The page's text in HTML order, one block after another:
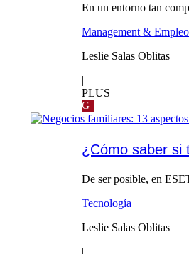
En un entorno tan
Management & Empleo
Leslie Salas Oblitas
|
PLUS
G
¿Cómo saber si
De ser posible, en
Tecnología
Leslie Salas Oblitas
|